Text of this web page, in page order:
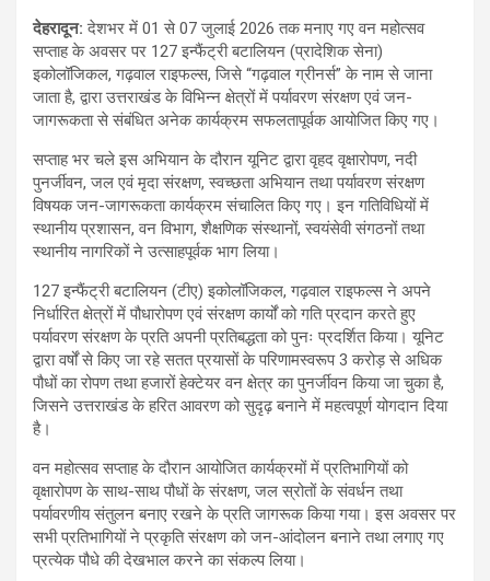
देहरादून: देशभर में 01 से 07 जुलाई 2026 तक मनाए गए वन महोत्सव
सप्ताह के अवसर पर 127 इन्फैंट्री बटालियन (प्रादेशिक सेना)
इकोलॉजिकल, गढ़वाल राइफल्स, जिसे “गढ़वाल ग्रीनर्स” के नाम से जाना
जाता है, द्वारा उत्तराखंड के विभिन्न क्षेत्रों में पर्यावरण संरक्षण एवं जन-
जागरूकता से संबंधित अनेक कार्यक्रम सफलतापूर्वक आयोजित किए गए।
सप्ताह भर चले इस अभियान के दौरान यूनिट द्वारा वृहद वृक्षारोपण, नदी
पुनर्जीवन, जल एवं मृदा संरक्षण, स्वच्छता अभियान तथा पर्यावरण संरक्षण
विषयक जन-जागरूकता कार्यक्रम संचालित किए गए। इन गतिविधियों में
स्थानीय प्रशासन, वन विभाग, शैक्षणिक संस्थानों, स्वयंसेवी संगठनों तथा
स्थानीय नागरिकों ने उत्साहपूर्वक भाग लिया।
127 इन्फैंट्री बटालियन (टीए) इकोलॉजिकल, गढ़वाल राइफल्स ने अपने
निर्धारित क्षेत्रों में पौधारोपण एवं संरक्षण कार्यों को गति प्रदान करते हुए
पर्यावरण संरक्षण के प्रति अपनी प्रतिबद्धता को पुनः प्रदर्शित किया। यूनिट
द्वारा वर्षों से किए जा रहे सतत प्रयासों के परिणामस्वरूप 3 करोड़ से अधिक
पौधों का रोपण तथा हजारों हेक्टेयर वन क्षेत्र का पुनर्जीवन किया जा चुका है,
जिसने उत्तराखंड के हरित आवरण को सुदृढ़ बनाने में महत्वपूर्ण योगदान दिया
है।
वन महोत्सव सप्ताह के दौरान आयोजित कार्यक्रमों में प्रतिभागियों को
वृक्षारोपण के साथ-साथ पौधों के संरक्षण, जल स्रोतों के संवर्धन तथा
पर्यावरणीय संतुलन बनाए रखने के प्रति जागरूक किया गया। इस अवसर पर
सभी प्रतिभागियों ने प्रकृति संरक्षण को जन-आंदोलन बनाने तथा लगाए गए
प्रत्येक पौधे की देखभाल करने का संकल्प लिया।